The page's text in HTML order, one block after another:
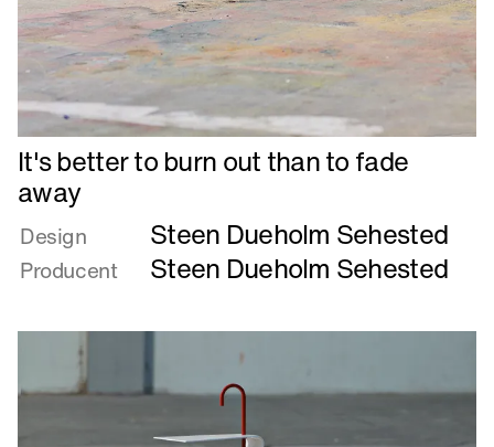
Læs
mere
om
It's
better
to
out
to
It's better to burn out than to fade
away
Design Steen Dueholm Sehested
Producent Steen Dueholm Sehested